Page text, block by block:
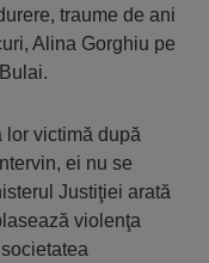
traume de ani
Alina Gorghiu pe
lor victimă după
ei nu se
Justiţiei arată
violenţa